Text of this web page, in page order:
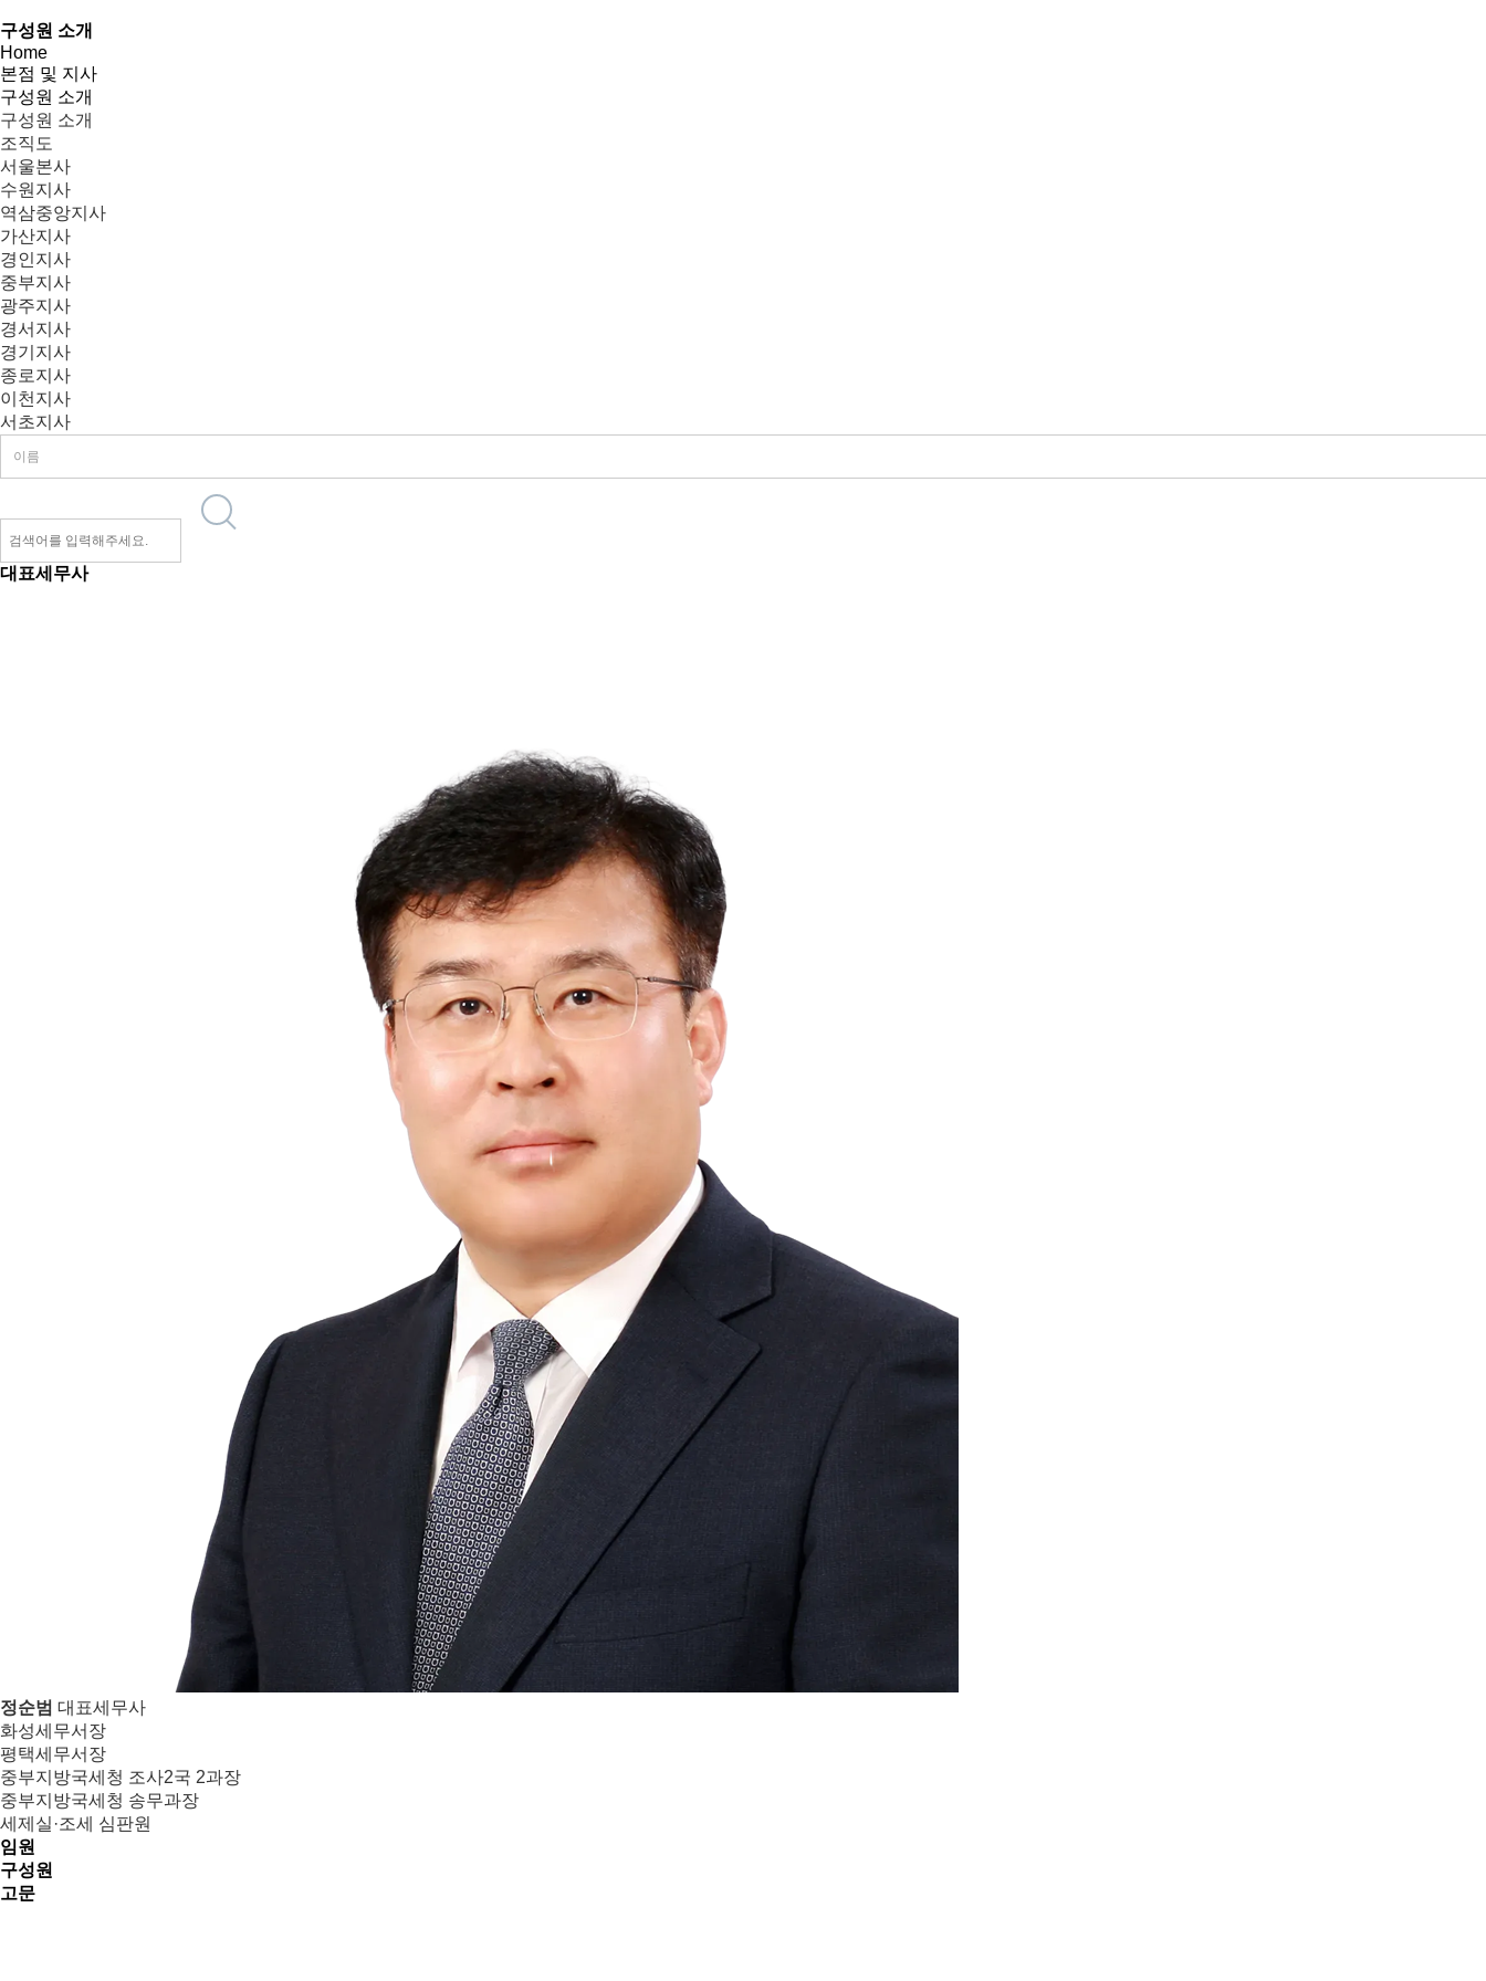
구성원 소개
Home
본점 및 지사
구성원 소개
구성원 소개
조직도
서울본사
수원지사
역삼중앙지사
가산지사
경인지사
중부지사
광주지사
경서지사
경기지사
종로지사
이천지사
서초지사
대표세무사
정순범 대표세무사
화성세무서장
평택세무서장
중부지방국세청 조사2국 2과장
중부지방국세청 송무과장
세제실·조세 심판원
임원
구성원
고문